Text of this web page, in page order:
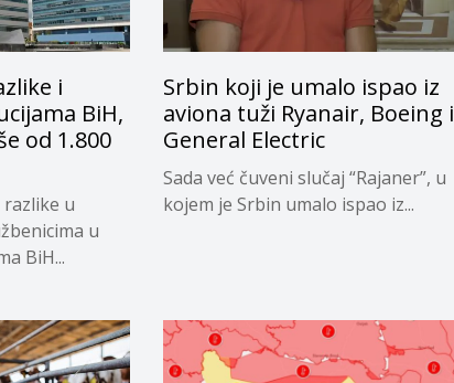
i
BiH,
od 1.800
u
u
BiH...
Srbin koji je umalo ispao iz
aviona tuži Ryanair, Boeing i
General Electric
Sada već čuveni slučaj “Rajaner”, u
kojem je Srbin umalo ispao iz...